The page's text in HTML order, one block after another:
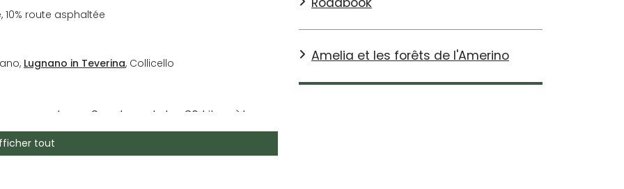
10% route asphaltée
Lugnano in Teverina, Collicello
par Sambucetole : 30 kilomètres
les forêts de l'Amerino et les petits
tout
Amelia et les forêts de l'Amerino